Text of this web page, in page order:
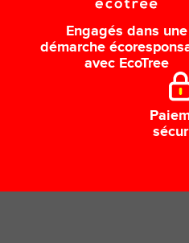
Engagés dans une
démarche
avec EcoTree